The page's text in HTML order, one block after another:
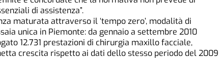
di assistenza”.
maturata attraverso il ‘tempo zero’, modalità di
unica in Piemonte: da gennaio a settembre 2010
12.731 prestazioni di chirurgia maxillo facciale,
crescita rispetto ai dati dello stesso periodo del 2009